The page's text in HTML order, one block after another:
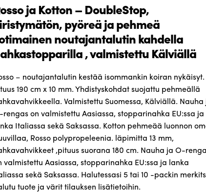
ja Kotton – DoubleStop,
pyöreä ja pehmeä
noutajantalutin kahdella
, valmistettu Kälviällä
– noutajantalutin kestää isommankin koiran nykäisyt.
190 cm x 10 mm. Yhdistyskohdat suojattu pehmeällä
Valmistettu Suomessa, Kälviällä. Nauha
rengas on valmistettu Aasiassa, stopparinahka EU:ssa ja
Italiassa sekä Saksassa. Kotton pehmeää luonnon
Rosso polypropeleenia. läpimitta 13 mm,
,pituus suorana 180 cm. Nauha ja O-
valmistettu Aasiassa, stopparinahka EU:ssa ja lanka
sekä Saksassa. Halutessasi 5 tai 10 -packin
tuote ja värit tilauksen lisätietoihin.